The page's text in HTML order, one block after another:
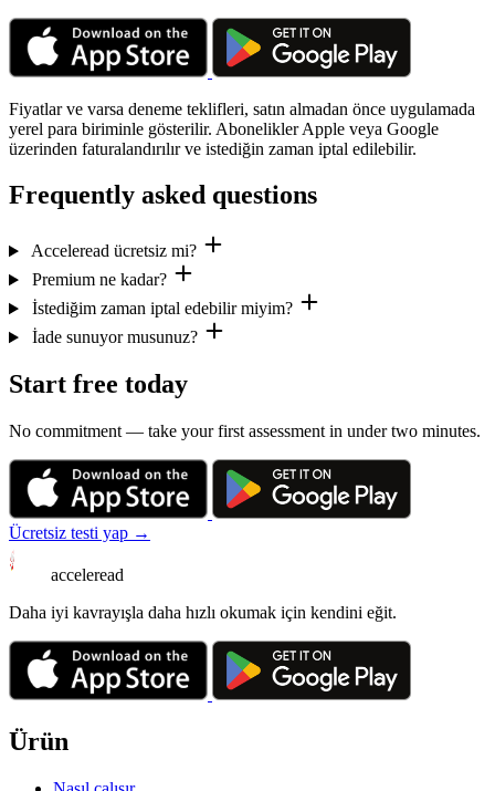
Fiyatlar ve varsa deneme teklifleri, satın almadan önce uygulamada
yerel para biriminle gösterilir. Abonelikler Apple veya Google
üzerinden faturalandırılır ve istediğin zaman iptal edilebilir.
Frequently asked questions
Acceleread ücretsiz mi?
Premium ne kadar?
İstediğim zaman iptal edebilir miyim?
İade sunuyor musunuz?
Start free today
No commitment — take your first assessment in under two minutes.
Ücretsiz testi yap →
acceleread
Daha iyi kavrayışla daha hızlı okumak için kendini eğit.
Ürün